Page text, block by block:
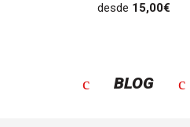
desde 15,00€
BLOG